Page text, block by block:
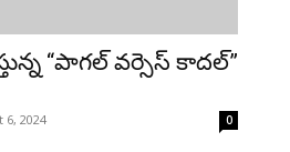
“పాగల్ వర్సెస్ కాదల్”
6, 2024 0